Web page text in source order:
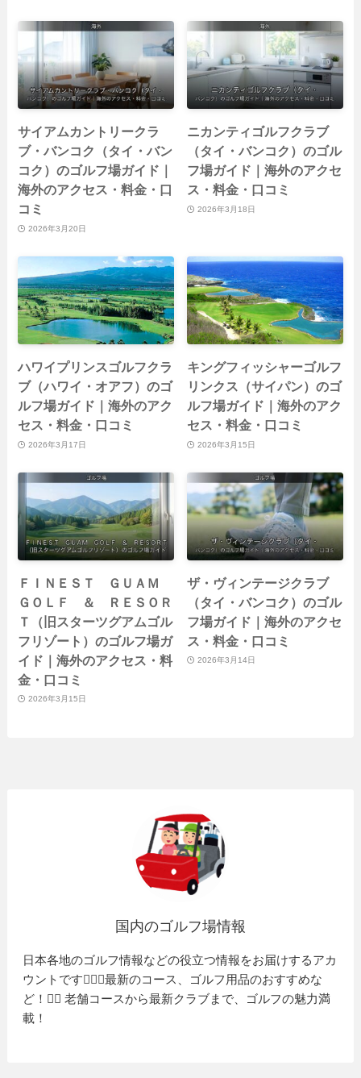
サイアムカントリークラ
ブ・バンコク（タイ・バン
コク）のゴルフ場ガイド｜
海外のアクセス・料金・口
コミ
2026年3月20日
ニカンティゴルフクラブ
（タイ・バンコク）のゴル
フ場ガイド｜海外のアクセ
ス・料金・口コミ
2026年3月18日
ハワイプリンスゴルフクラ
ブ（ハワイ・オアフ）のゴ
ルフ場ガイド｜海外のアク
セス・料金・口コミ
2026年3月17日
キングフィッシャーゴルフ
リンクス（サイパン）のゴ
ルフ場ガイド｜海外のアク
セス・料金・口コミ
2026年3月15日
ＦＩＮＥＳＴ ＧＵＡＭ
ＧＯＬＦ ＆ ＲＥＳＯＲ
Ｔ（旧スターツグアムゴル
フリゾート）のゴルフ場ガ
イド｜海外のアクセス・料
金・口コミ
2026年3月15日
ザ・ヴィンテージクラブ
（タイ・バンコク）のゴル
フ場ガイド｜海外のアクセ
ス・料金・口コミ
2026年3月14日
国内のゴルフ場情報
日本各地のゴルフ情報などの役立つ情報をお届けするアカ
ウントです🏌️‍♂️⛳️最新のコース、ゴルフ用品のおすすめな
ど！🏌️‍♀️ 老舗コースから最新クラブまで、ゴルフの魅力満
載！